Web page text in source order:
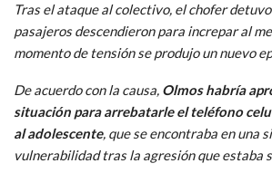
Tras el ataque al colectivo, el chofer
pasajeros descendieron para increpar al
momento de tensión se produjo un nuevo
De acuerdo con la causa, Olmos habría
situación para arrebatarle el teléfono
al adolescente, que se encontraba en una
vulnerabilidad tras la agresión que estaba